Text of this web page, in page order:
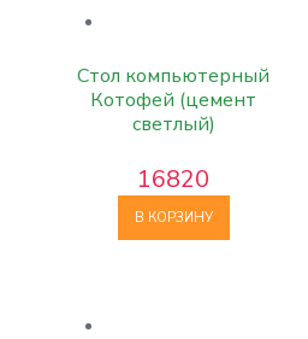
Стол компьютерный
Котофей (цемент
светлый)
16820
В КОРЗИНУ